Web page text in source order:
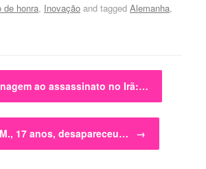
de honra, Inovação and tagged Alemanha,
ao assassinato no Irã:…
17 anos, desapareceu… →